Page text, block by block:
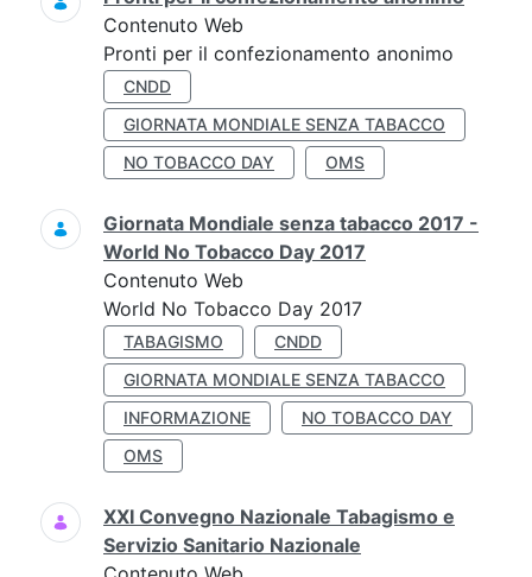
Contenuto Web
Pronti per il confezionamento anonimo
CNDD
GIORNATA MONDIALE SENZA TABACCO
NO TOBACCO DAY
OMS
Giornata Mondiale senza tabacco 2017 -
World No Tobacco Day 2017
Contenuto Web
World No Tobacco Day 2017
TABAGISMO
CNDD
GIORNATA MONDIALE SENZA TABACCO
INFORMAZIONE
NO TOBACCO DAY
OMS
XXI Convegno Nazionale Tabagismo e
Servizio Sanitario Nazionale